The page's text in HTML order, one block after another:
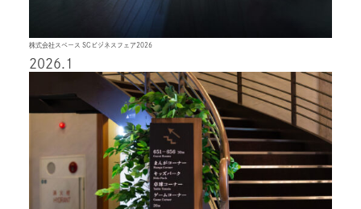
株式会社スペース SCビジネスフェア2026
2026.1